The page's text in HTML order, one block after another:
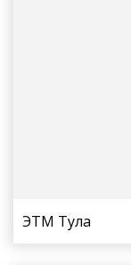
ЭТМ Тула